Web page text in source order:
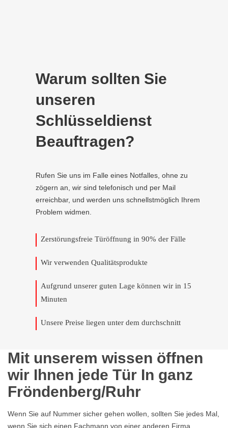
Warum sollten Sie
unseren
Schlüsseldienst
Beauftragen?
Rufen Sie uns im Falle eines Notfalles, ohne zu
zögern an, wir sind telefonisch und per Mail
erreichbar, und werden uns schnellstmöglich Ihrem
Problem widmen.
Zerstörungsfreie Türöffnung in 90% der Fälle
Wir verwenden Qualitätsprodukte
Aufgrund unserer guten Lage können wir in 15
Minuten
Unsere Preise liegen unter dem durchschnitt
Mit unserem wissen öffnen
wir Ihnen jede Tür In ganz
Fröndenberg/Ruhr
Wenn Sie auf Nummer sicher gehen wollen, sollten Sie jedes Mal,
wenn Sie sich einen Fachmann von einer anderen Firma